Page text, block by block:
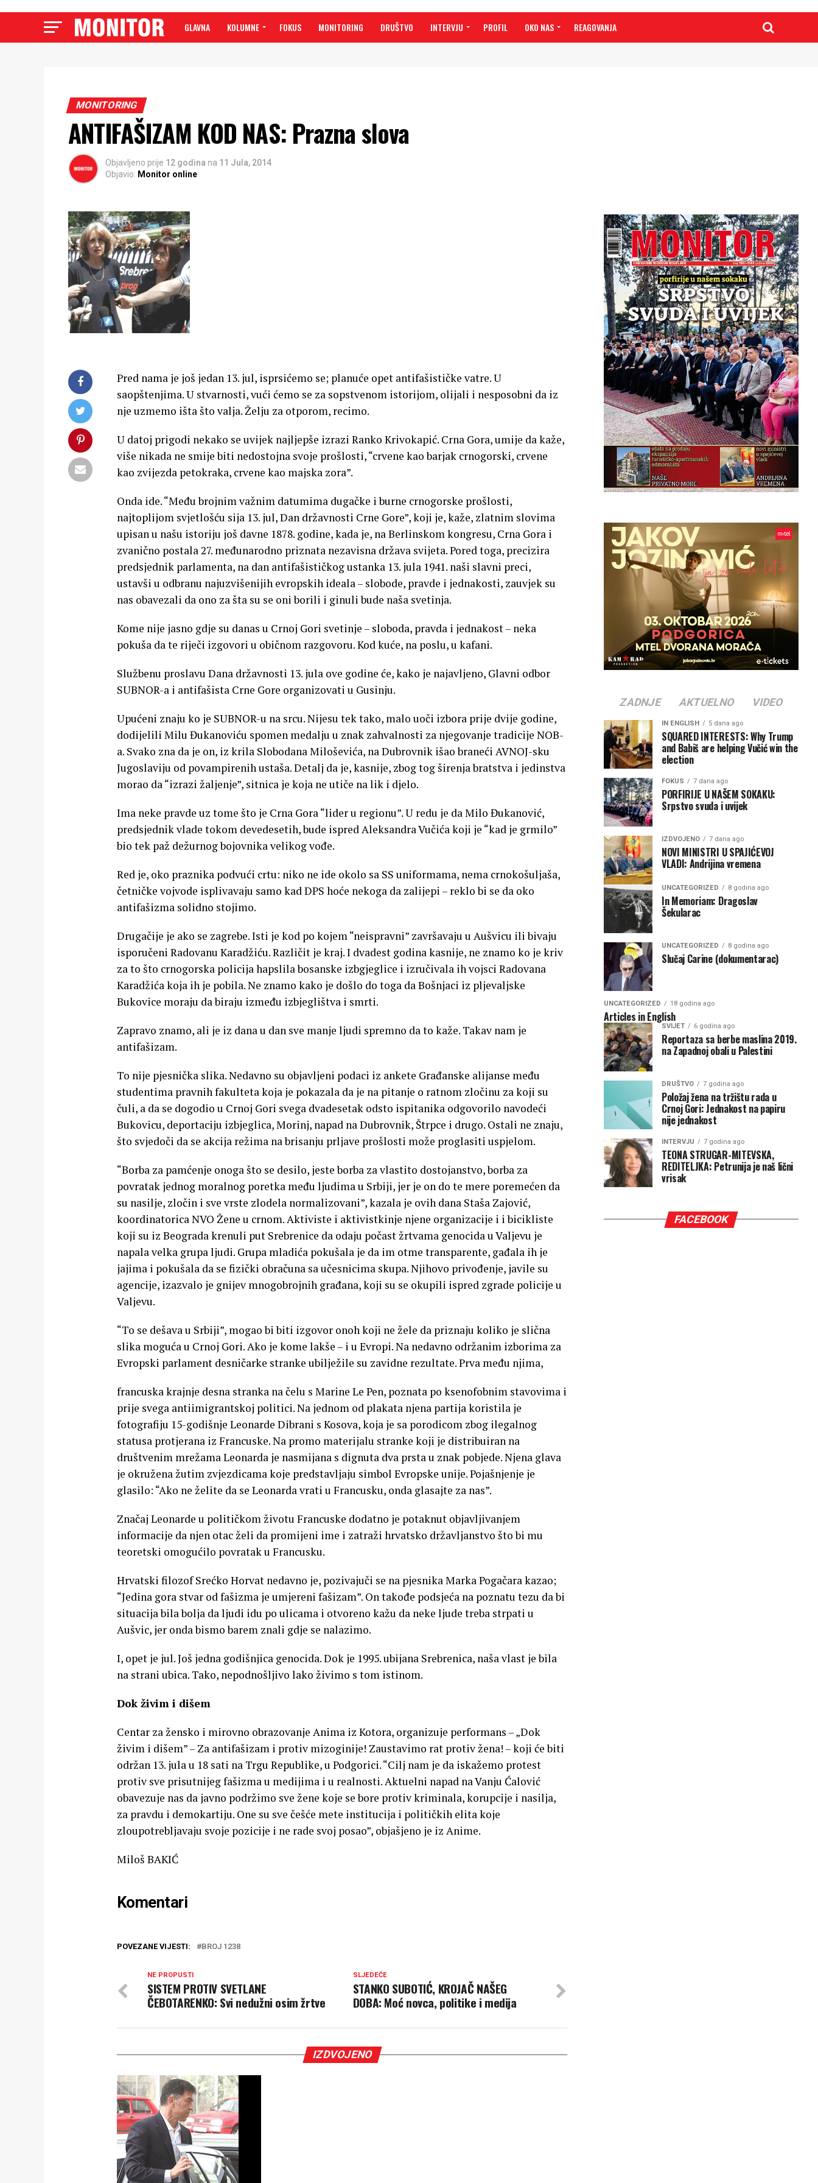
GLAVNA KOLUMNE FOKUS MONITORING DRUŠTVO INTERVJU PROFIL OKO NAS REAGOVANJA
MONITORING
ANTIFAŠIZAM KOD NAS: Prazna slova
Objavljeno prije 12 godina na 11 Jula, 2014
Objavio: Monitor online
Pred nama je još jedan 13. jul, isprsićemo se; planuće opet antifašističke vatre. U
saopštenjima. U stvarnosti, vući ćemo se za sopstvenom istorijom, olijali i nesposobni da iz
nje uzmemo išta što valja. Želju za otporom, recimo.
U datoj prigodi nekako se uvijek najljepše izrazi Ranko Krivokapić. Crna Gora, umije da kaže,
više nikada ne smije biti nedostojna svoje prošlosti, “crvene kao barjak crnogorski, crvene
kao zvijezda petokraka, crvene kao majska zora”.
Onda ide. “Među brojnim važnim datumima dugačke i burne crnogorske prošlosti,
najtoplijom svjetlošću sija 13. jul, Dan državnosti Crne Gore”, koji je, kaže, zlatnim slovima
upisan u našu istoriju još davne 1878. godine, kada je, na Berlinskom kongresu, Crna Gora i
zvanično postala 27. međunarodno priznata nezavisna država svijeta. Pored toga, precizira
predsjednik parlamenta, na dan antifašističkog ustanka 13. jula 1941. naši slavni preci,
ustavši u odbranu najuzvišenijih evropskih ideala – slobode, pravde i jednakosti, zauvjek su
nas obavezali da ono za šta su se oni borili i ginuli bude naša svetinja.
Kome nije jasno gdje su danas u Crnoj Gori svetinje – sloboda, pravda i jednakost – neka
pokuša da te riječi izgovori u običnom razgovoru. Kod kuće, na poslu, u kafani.
Službenu proslavu Dana državnosti 13. jula ove godine će, kako je najavljeno, Glavni odbor
SUBNOR-a i antifašista Crne Gore organizovati u Gusinju.
Upućeni znaju ko je SUBNOR-u na srcu. Nijesu tek tako, malo uoči izbora prije dvije godine,
dodijelili Milu Đukanoviću spomen medalju u znak zahvalnosti za njegovanje tradicije NOB-
a. Svako zna da je on, iz krila Slobodana Miloševića, na Dubrovnik išao braneći AVNOJ-sku
Jugoslaviju od povampirenih ustaša. Detalj da je, kasnije, zbog tog širenja bratstva i jedinstva
morao da “izrazi žaljenje”, sitnica je koja ne utiče na lik i djelo.
Ima neke pravde uz tome što je Crna Gora “lider u regionu”. U redu je da Milo Đukanović,
predsjednik vlade tokom devedesetih, bude ispred Aleksandra Vučića koji je “kad je grmilo”
bio tek paž dežurnog bojovnika velikog vođe.
Red je, oko praznika podvući crtu: niko ne ide okolo sa SS uniformama, nema crnokošuljaša,
četničke vojvode isplivavaju samo kad DPS hoće nekoga da zalijepi – reklo bi se da oko
antifašizma solidno stojimo.
Drugačije je ako se zagrebe. Isti je kod po kojem “neispravni” završavaju u Aušvicu ili bivaju
isporučeni Radovanu Karadžiću. Različit je kraj. I dvadest godina kasnije, ne znamo ko je kriv
za to što crnogorska policija hapslila bosanske izbgjeglice i izručivala ih vojsci Radovana
Karadžića koja ih je pobila. Ne znamo kako je došlo do toga da Bošnjaci iz pljevaljske
Bukovice moraju da biraju između izbjeglištva i smrti.
Zapravo znamo, ali je iz dana u dan sve manje ljudi spremno da to kaže. Takav nam je
antifašizam.
To nije pjesnička slika. Nedavno su objavljeni podaci iz ankete Građanske alijanse među
studentima pravnih fakulteta koja je pokazala da je na pitanje o ratnom zločinu za koji su
čuli, a da se dogodio u Crnoj Gori svega dvadesetak odsto ispitanika odgovorilo navodeći
Bukovicu, deportaciju izbjeglica, Morinj, napad na Dubrovnik, Štrpce i drugo. Ostali ne znaju,
što svjedoči da se akcija režima na brisanju prljave prošlosti može proglasiti uspjelom.
“Borba za pamćenje onoga što se desilo, jeste borba za vlastito dostojanstvo, borba za
povratak jednog moralnog poretka među ljudima u Srbiji, jer je on do te mere poremećen da
su nasilje, zločin i sve vrste zlodela normalizovani”, kazala je ovih dana Staša Zajović,
koordinatorica NVO Žene u crnom. Aktiviste i aktivistkinje njene organizacije i i bicikliste
koji su iz Beograda krenuli put Srebrenice da odaju počast žrtvama genocida u Valjevu je
napala velka grupa ljudi. Grupa mladića pokušala je da im otme transparente, gađala ih je
jajima i pokušala da se fizički obračuna sa učesnicima skupa. Njihovo privođenje, javile su
agencije, izazvalo je gnijev mnogobrojnih građana, koji su se okupili ispred zgrade policije u
Valjevu.
“To se dešava u Srbiji”, mogao bi biti izgovor onoh koji ne žele da priznaju koliko je slična
slika moguća u Crnoj Gori. Ako je kome lakše – i u Evropi. Na nedavno održanim izborima za
Evropski parlament desničarke stranke ubilježile su zavidne rezultate. Prva među njima,
francuska krajnje desna stranka na čelu s Marine Le Pen, poznata po ksenofobnim stavovima i
prije svega antiimigrantskoj politici. Na jednom od plakata njena partija koristila je
fotografiju 15-godišnje Leonarde Dibrani s Kosova, koja je sa porodicom zbog ilegalnog
statusa protjerana iz Francuske. Na promo materijalu stranke koji je distribuiran na
društvenim mrežama Leonarda je nasmijana s dignuta dva prsta u znak pobjede. Njena glava
je okružena žutim zvjezdicama koje predstavljaju simbol Evropske unije. Pojašnjenje je
glasilo: “Ako ne želite da se Leonarda vrati u Francusku, onda glasajte za nas”.
Značaj Leonarde u političkom životu Francuske dodatno je potaknut objavljivanjem
informacije da njen otac želi da promijeni ime i zatraži hrvatsko državljanstvo što bi mu
teoretski omogućilo povratak u Francusku.
Hrvatski filozof Srećko Horvat nedavno je, pozivajuči se na pjesnika Marka Pogačara kazao;
“Jedina gora stvar od fašizma je umjereni fašizam”. On takođe podsjeća na poznatu tezu da bi
situacija bila bolja da ljudi idu po ulicama i otvoreno kažu da neke ljude treba strpati u
Aušvic, jer onda bismo barem znali gdje se nalazimo.
I, opet je jul. Još jedna godišnjica genocida. Dok je 1995. ubijana Srebrenica, naša vlast je bila
na strani ubica. Tako, nepodnošljivo lako živimo s tom istinom.
Dok živim i dišem
Centar za žensko i mirovno obrazovanje Anima iz Kotora, organizuje performans – „Dok
živim i dišem” – Za antifašizam i protiv mizoginije! Zaustavimo rat protiv žena! – koji će biti
održan 13. jula u 18 sati na Trgu Republike, u Podgorici. “Cilj nam je da iskažemo protest
protiv sve prisutnijeg fašizma u medijima i u realnosti. Aktuelni napad na Vanju Ćalović
obavezuje nas da javno podržimo sve žene koje se bore protiv kriminala, korupcije i nasilja,
za pravdu i demokartiju. One su sve češće mete institucija i političkih elita koje
zloupotrebljavaju svoje pozicije i ne rade svoj posao”, objašjeno je iz Anime.
Miloš BAKIĆ
Komentari
POVEZANE VIJESTI: BROJ 1238
SLJEDEĆE
STANKO SUBOTIĆ, KROJAČ NAŠEG
DOBA: Moć novca, politike i medija
NE PROPUSTI
SISTEM PROTIV SVETLANE
ČEBOTARENKO: Svi nedužni osim žrtve
IZDVOJENO
ZADNJE AKTUELNO VIDEO
IN ENGLISH 5 dana ago
SQUARED INTERESTS: Why Trump
and Babiš are helping Vučić win the
election
FOKUS 7 dana ago
PORFIRIJE U NAŠEM SOKAKU:
Srpstvo svuda i uvijek
IZDVOJENO 7 dana ago
NOVI MINISTRI U SPAJIĆEVOJ
VLADI: Andrijina vremena
UNCATEGORIZED 8 godina ago
In Memoriam: Dragoslav
Šekularac
UNCATEGORIZED 8 godina ago
Slučaj Carine (dokumentarac)
UNCATEGORIZED 18 godina ago
Articles in English
SVIJET 6 godina ago
Reportaza sa berbe maslina 2019.
na Zapadnoj obali u Palestini
DRUŠTVO 7 godina ago
Položaj žena na tržištu rada u
Crnoj Gori: Jednakost na papiru
nije jednakost
INTERVJU 7 godina ago
TEONA STRUGAR-MITEVSKA,
REDITELJKA: Petrunija je naš lični
vrisak
FACEBOOK